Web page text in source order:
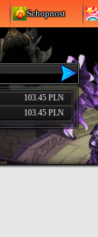
Schopnost
103.45 PLN
103.45 PLN